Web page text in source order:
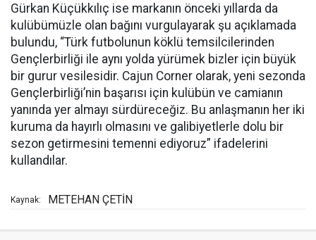
Gürkan Küçükkılıç ise markanın önceki yıllarda da
kulübümüzle olan bağını vurgulayarak şu açıklamada
bulundu, “Türk futbolunun köklü temsilcilerinden
Gençlerbirliği ile aynı yolda yürümek bizler için büyük
bir gurur vesilesidir. Cajun Corner olarak, yeni sezonda
Gençlerbirliği’nin başarısı için kulübün ve camianın
yanında yer almayı sürdüreceğiz. Bu anlaşmanın her iki
kuruma da hayırlı olmasını ve galibiyetlerle dolu bir
sezon getirmesini temenni ediyoruz” ifadelerini
kullandılar.
Kaynak: METEHAN ÇETİN